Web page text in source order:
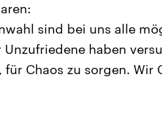
sind bei uns alle
haben
Chaos zu sorgen. Wir